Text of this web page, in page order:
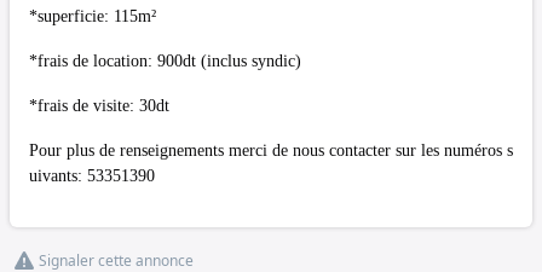
*superficie: 115m²
*frais de location: 900dt (inclus syndic)
*frais de visite: 30dt
Pour plus de renseignements merci de nous contacter sur les numéros s
uivants: 53351390
Signaler cette annonce